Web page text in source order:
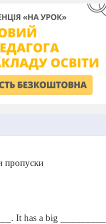
пропуски
It has a big